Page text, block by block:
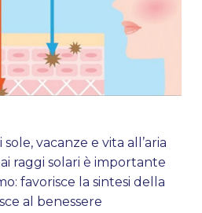
sole, vacanze e vita all’aria
ai raggi solari è importante
favorisce la sintesi della
al benessere